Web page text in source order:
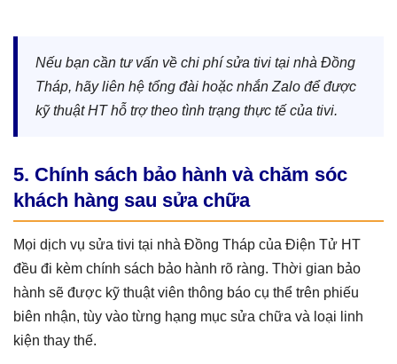
Nếu bạn cần tư vấn về chi phí sửa tivi tại nhà Đồng
Tháp, hãy liên hệ tổng đài hoặc nhắn Zalo để được
kỹ thuật HT hỗ trợ theo tình trạng thực tế của tivi.
5. Chính sách bảo hành và chăm sóc
khách hàng sau sửa chữa
Mọi dịch vụ sửa tivi tại nhà Đồng Tháp của Điện Tử HT
đều đi kèm chính sách bảo hành rõ ràng. Thời gian bảo
hành sẽ được kỹ thuật viên thông báo cụ thể trên phiếu
biên nhận, tùy vào từng hạng mục sửa chữa và loại linh
kiện thay thế.